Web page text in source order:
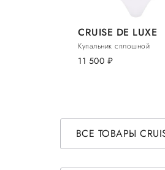
CRUISE DE LUXE
Купальник сплошной
11 500 руб.
ВСЕ ТОВАРЫ